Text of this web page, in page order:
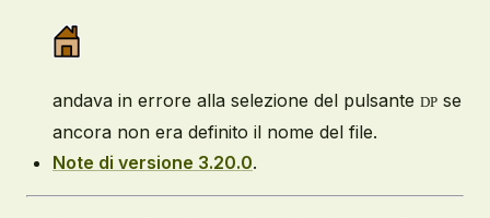
andava in errore alla selezione del pulsante DP se
ancora non era definito il nome del file.
Note di versione 3.20.0.